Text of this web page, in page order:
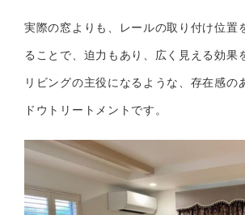
実際の窓よりも、レールの取り付け位置
ることで、迫力もあり、広く見える効果
リビングの主役になるような、存在感の
ドウトリートメントです。